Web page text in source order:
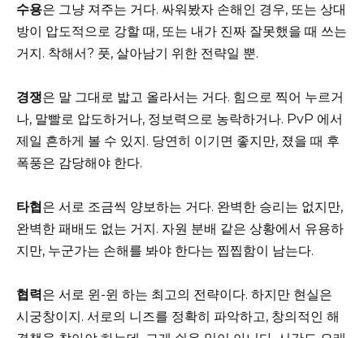
수용은 그냥 져주는 거다. 싸워봤자 손해인 경우, 또는 상대
방이 압도적으로 강할 때, 또는 내가 진짜 잘못했을 때 쓰는
거지. 착해서? 풋, 살아남기 위한 전략일 뿐.
경쟁은 말 그대로 밟고 올라서는 거다. 힘으로 찍어 누르거
나, 말빨로 압도하거나, 정보력으로 농락하거나. PvP 에서
제일 흔하게 볼 수 있지. 당연히 이기면 좋지만, 졌을 때 후
폭풍은 감당해야 한다.
타협은 서로 조금씩 양보하는 거다. 완벽한 승리는 없지만,
완벽한 패배도 없는 거지. 자원 분배 같은 상황에서 유용하
지만, 누군가는 손해를 봐야 한다는 찝찝함이 남는다.
협력은 서로 윈-윈 하는 최고의 전략이다. 하지만 현실은
시궁창이지. 서로의 니즈를 정확히 파악하고, 창의적인 해